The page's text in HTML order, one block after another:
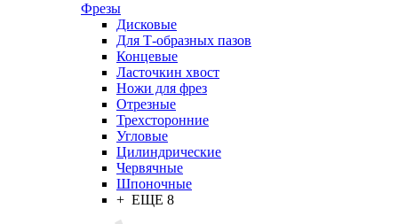
Фрезы
Дисковые
Для Т-образных пазов
Концевые
Ласточкин хвост
Ножи для фрез
Отрезные
Трехсторонние
Угловые
Цилиндрические
Червячные
Шпоночные
+ ЕЩЕ 8